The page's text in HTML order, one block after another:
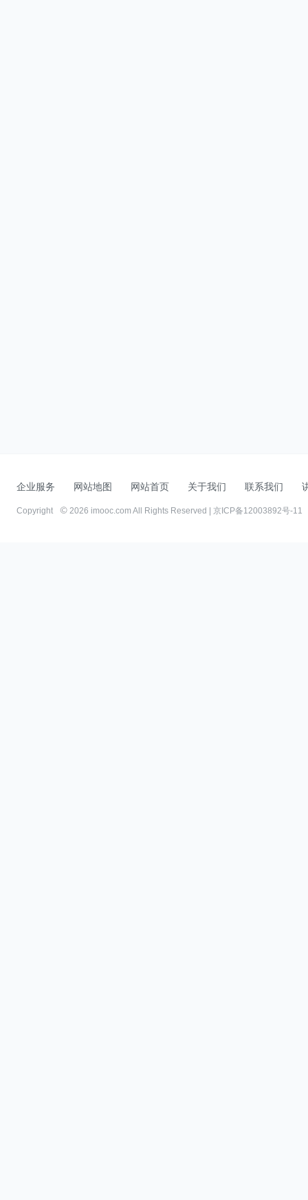
企业服务 网站地图 网站首页 关于我们 联系我们
Copyright 2026 imooc.com All Rights Reserved | 京ICP备12003892号-11